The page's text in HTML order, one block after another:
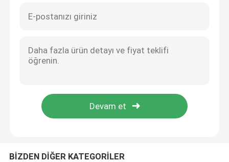
BİZDEN DİĞER KATEGORİLER